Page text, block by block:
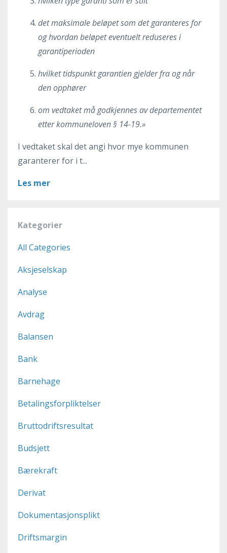
det maksimale beløpet som det garanteres for
og hvordan beløpet eventuelt reduseres i
garantiperioden
hvilket tidspunkt garantien gjelder fra og når
den opphører
om vedtaket må godkjennes av departementet
etter kommuneloven § 14-19.»
I vedtaket skal det angi hvor mye kommunen
garanterer for i t...
Les mer
Kategorier
All Categories
Aksjeselskap
Analyse
Avdrag
Balansen
Bank
Barnehage
Betalingsforpliktelser
Bruttodriftsresultat
Budsjett
Bærekraft
Derivat
Dokumentasjonsplikt
Driftsmargin